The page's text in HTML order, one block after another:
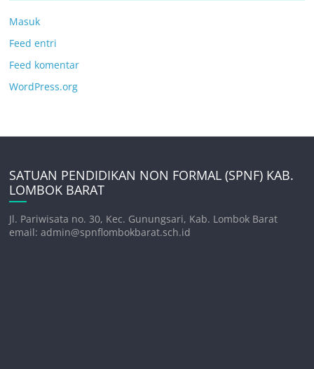
Masuk
Feed entri
Feed komentar
WordPress.org
SATUAN PENDIDIKAN NON FORMAL (SPNF) KAB.
LOMBOK BARAT
Jl. Pariwisata no. 30, Kec. Gunungsari, Kab. Lombok Barat
email: admin@spnflombokbarat.sch.id